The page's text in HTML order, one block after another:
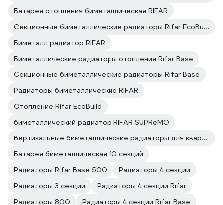
Батарея отопления биметаллическая RIFAR
Секционные биметаллические радиаторы Rifar EcoBuild
Биметалл радиатор RIFAR
Биметаллические радиаторы отопления Rifar Base
Секционные биметаллические радиаторы Rifar Base
Радиаторы биметаллические RIFAR
Отопление Rifar EcoBuild
биметаллический радиатор RIFAR SUPReMO
Вертикальные биметаллические радиаторы для квартиры
Батарея биметаллическая 10 секций
Радиаторы Rifar Base 500
Радиаторы 4 секции
Радиаторы 3 секции
Радиаторы 4 секции Rifar
Радиаторы 800
Радиаторы 4 секции Rifar Base